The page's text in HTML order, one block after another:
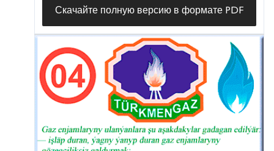
Скачайте полную версию в формате PDF